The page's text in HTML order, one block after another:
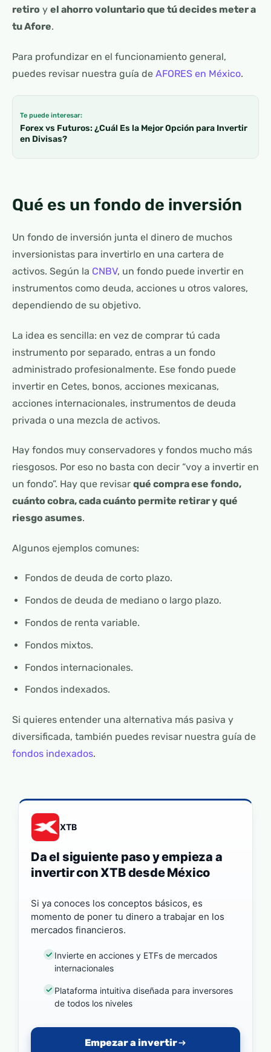
retiro y el ahorro voluntario que tú decides meter a
tu Afore.
Para profundizar en el funcionamiento general,
puedes revisar nuestra guía de AFORES en México.
Te puede interesar:
Forex vs Futuros: ¿Cuál Es la Mejor Opción para Invertir
en Divisas?
Qué es un fondo de inversión
Un fondo de inversión junta el dinero de muchos
inversionistas para invertirlo en una cartera de
activos. Según la CNBV, un fondo puede invertir en
instrumentos como deuda, acciones u otros valores,
dependiendo de su objetivo.
La idea es sencilla: en vez de comprar tú cada
instrumento por separado, entras a un fondo
administrado profesionalmente. Ese fondo puede
invertir en Cetes, bonos, acciones mexicanas,
acciones internacionales, instrumentos de deuda
privada o una mezcla de activos.
Hay fondos muy conservadores y fondos mucho más
riesgosos. Por eso no basta con decir “voy a invertir en
un fondo”. Hay que revisar qué compra ese fondo,
cuánto cobra, cada cuánto permite retirar y qué
riesgo asumes.
Algunos ejemplos comunes:
Fondos de deuda de corto plazo.
Fondos de deuda de mediano o largo plazo.
Fondos de renta variable.
Fondos mixtos.
Fondos internacionales.
Fondos indexados.
Si quieres entender una alternativa más pasiva y
diversificada, también puedes revisar nuestra guía de
fondos indexados.
XTB
Da el siguiente paso y empieza a
invertir con XTB desde México
Si ya conoces los conceptos básicos, es
momento de poner tu dinero a trabajar en los
mercados financieros.
Invierte en acciones y ETFs de mercados
internacionales
Plataforma intuitiva diseñada para inversores
de todos los niveles
Empezar a invertir